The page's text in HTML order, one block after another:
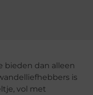
bieden dan alleen
is
vol met